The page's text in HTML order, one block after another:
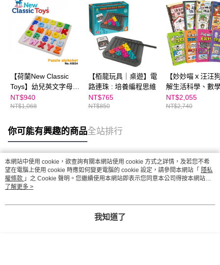
【荷蘭New Classic
Toys】幼兒英文字母配
對拼圖(大寫字母)
NT$940
NT$1,068
【栢龍玩具｜桌遊】電
路連珠 : 培養編程思維
NT$765
NT$850
【妙妙喵ｘ汪汪
解生活科學、數
（各4集，共8冊
NT$2,055
NT$2,740
你可能有興趣的商品全站排行
熱門標籤
本網站中使用 cookie，欲查詢有關本網站使用 cookie 方式之詳情，及若您不希
望在電腦上使用 cookie 時應如何變更電腦的 cookie 設定，請參閱本網站「 隱私
權條款 」之 Cookie 聲明。您繼續使用本網站即表示您同意本公司得按本網站使
用條款之 Cookie 聲明使用 cookie。
了解更多 >
我知道了